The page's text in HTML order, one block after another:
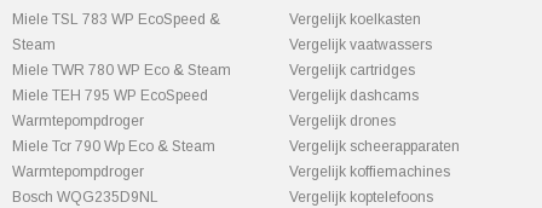
Miele TSL 783 WP EcoSpeed &
Steam
Miele TWR 780 WP Eco & Steam
Miele TEH 795 WP EcoSpeed
Warmtepompdroger
Miele Tcr 790 Wp Eco & Steam
Warmtepompdroger
Bosch WQG235D9NL
Vergelijk koelkasten
Vergelijk vaatwassers
Vergelijk cartridges
Vergelijk dashcams
Vergelijk drones
Vergelijk scheerapparaten
Vergelijk koffiemachines
Vergelijk koptelefoons